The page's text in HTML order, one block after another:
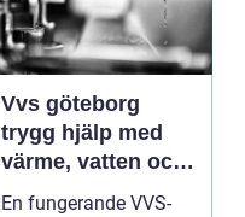
Vvs göteborg
trygg hjälp med
värme, vatten och
sanitet
En fungerande VVS-